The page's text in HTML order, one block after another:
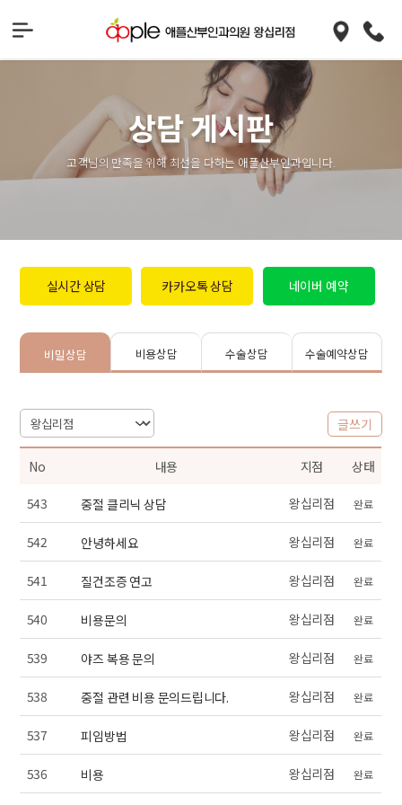
상담 게시판
고객님의 만족을 위해 최선을 다하는 애플산부인과입니다.
실시간 상담 카카오톡 상담 네이버 예약
비밀상담 비용상담 수술상담 수술예약상담
글쓰기
No 내용 지점 상태
543 중절 클리닉 상담 왕십리점 완료
542 안녕하세요 왕십리점 완료
541 질건조증 연고 왕십리점 완료
540 비용문의 왕십리점 완료
539 야즈 복용 문의 왕십리점 완료
538 중절 관련 비용 문의드립니다. 왕십리점 완료
537 피임방법 왕십리점 완료
536 비용 왕십리점 완료